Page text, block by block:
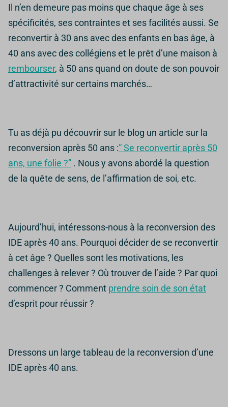
Il n’en demeure pas moins que chaque âge à ses
spécificités, ses contraintes et ses facilités aussi. Se
reconvertir à 30 ans avec des enfants en bas âge, à
40 ans avec des collégiens et le prêt d’une maison à
rembourser, à 50 ans quand on doute de son pouvoir
d’attractivité sur certains marchés…
Tu as déjà pu découvrir sur le blog un article sur la
reconversion après 50 ans :” Se reconvertir après 50
ans, une folie ?” . Nous y avons abordé la question
de la quête de sens, de l’affirmation de soi, etc.
Aujourd’hui, intéressons-nous à la reconversion des
IDE après 40 ans. Pourquoi décider de se reconvertir
à cet âge ? Quelles sont les motivations, les
challenges à relever ? Où trouver de l’aide ? Par quoi
commencer ? Comment prendre soin de son état
d’esprit pour réussir ?
Dressons un large tableau de la reconversion d’une
IDE après 40 ans.